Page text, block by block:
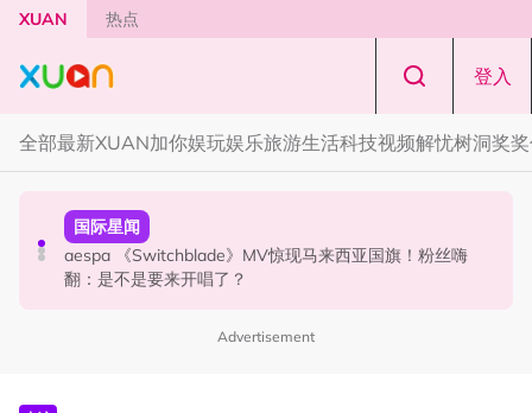
Skip to main content
XUAN 热点
登入
全部最新XUAN加你娱玩娱乐旅游生活科技视频解忧树洞奖
中港台新
中国百万网红遭闺蜜骗到菲律宾！失踪3年确定遭到撕票
解忧树洞
解忧树洞 ｜ “我是不是一个没良心的人？” 男友欠RM10
万，我却选择分手
国际星闻
aespa 《Switchblade》MV惊现马来西亚国旗！粉丝嗨
翻：是不是要来开唱了？
Advertisement